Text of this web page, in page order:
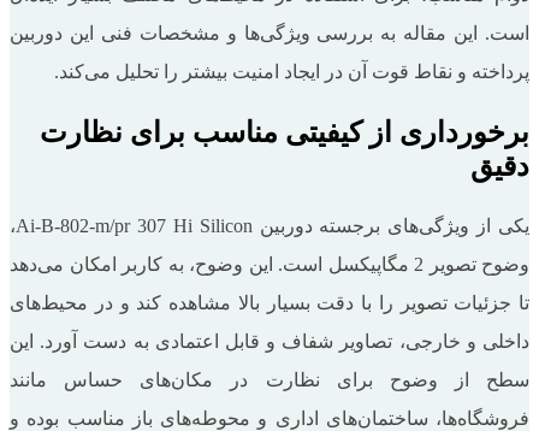
است. این مقاله به بررسی ویژگی‌ها و مشخصات فنی این دوربین
پرداخته و نقاط قوت آن در ایجاد امنیت بیشتر را تحلیل می‌کند.
برخورداری از کیفیتی مناسب برای نظارت
دقیق
یکی از ویژگی‌های برجسته دوربین Ai-B-802-m/pr 307 Hi Silicon،
وضوح تصویر 2 مگاپیکسل است. این وضوح، به کاربر امکان می‌دهد
تا جزئیات تصویر را با دقت بسیار بالا مشاهده کند و در محیط‌های
داخلی و خارجی، تصاویر شفاف و قابل اعتمادی به دست آورد. این
سطح از وضوح برای نظارت در مکان‌های حساس مانند
فروشگاه‌ها، ساختمان‌های اداری و محوطه‌های باز مناسب بوده و